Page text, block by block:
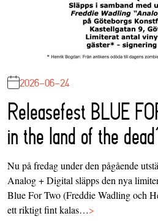
2026-06-24
Releasefest BLUE
in the land of the
Nu på fredag under den pågående
Analog + Digital släpps den nya
Blue For Two (Freddie Wadling och
ett riktigt fint kalas…>